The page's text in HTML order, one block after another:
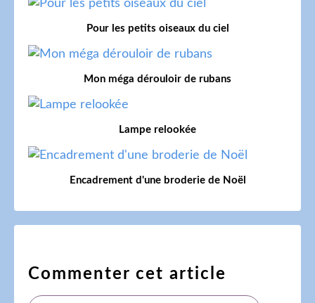
Pour les petits oiseaux du ciel
Mon méga dérouloir de rubans
Lampe relookée
Encadrement d'une broderie de Noël
Commenter cet article